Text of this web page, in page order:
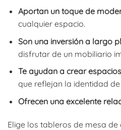
Aportan un toque de
cualquier espacio.
Son una inversión a largo
disfrutar de un mobiliario
Te ayudan a crear
que reflejan la identidad
Ofrecen una excelente
Elige los tableros de mesa